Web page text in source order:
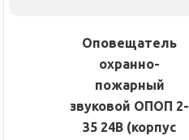
Оповещатель
охранно-
пожарный
звуковой ОПОП 2-
35 24В (корпус